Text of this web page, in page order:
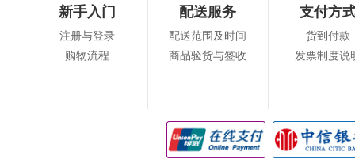
新手入门
注册与登录
购物流程
配送服务
配送范围及时间
商品验货与签收
支付方
货到付款
发票制度说